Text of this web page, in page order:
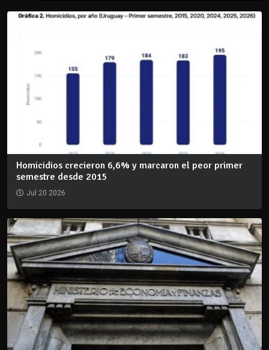
Homicidios crecieron 6,6% y marcaron el peor primer
semestre desde 2015
Jul 20 2026